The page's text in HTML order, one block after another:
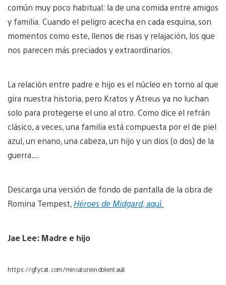
común muy poco habitual: la de una comida entre amigos
y familia. Cuando el peligro acecha en cada esquina, son
momentos como este, llenos de risas y relajación, los que
nos parecen más preciados y extraordinarios.
La relación entre padre e hijo es el núcleo en torno al que
gira nuestra historia, pero Kratos y Atreus ya no luchan
solo para protegerse el uno al otro. Como dice el refrán
clásico, a veces, una familia está compuesta por el de piel
azul, un enano, una cabeza, un hijo y un dios (o dos) de la
guerra…
Descarga una versión de fondo de pantalla de la obra de
Romina Tempest, Héroes de Midgard, aquí.
Jae Lee: Madre e hijo
https://gfycat.com/miniatureindolentauk